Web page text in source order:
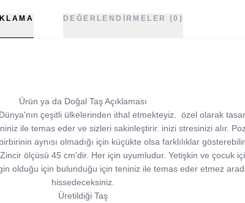
DEĞERLENDIRMELER (0)
Ürün ya da Doğal Taş Açıklaması
çeşitli ülkelerinden ithal etmekteyiz. özel olarak
ile temas eder ve sizleri sakinleştirir. inizi stresinizi alır.
aynısı olmadığı için küçükte olsa farklılıklar
ölçüsü 45 cm'dir. Her için uyumludur. Yetişkin ve çocuk
olduğu için bulunduğu için teniniz ile temas eder etmez
hissedeceksiniz.
Üretildiği Taş